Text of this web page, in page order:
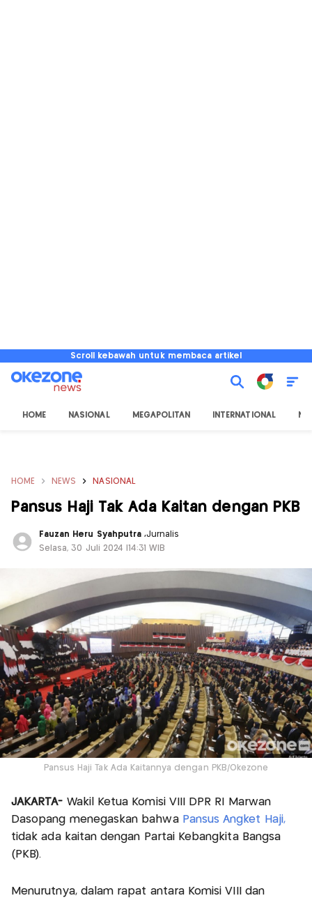
Scroll kebawah untuk membaca artikel
HOME NASIONAL MEGAPOLITAN INTERNATIONAL
HOME NEWS NASIONAL
Pansus Haji Tak Ada Kaitan dengan PKB
Fauzan Heru Syahputra,Jurnalis
Selasa, 30 Juli 2024 |14:31 WIB
Pansus Haji Tak Ada Kaitannya dengan PKB/Okezone
JAKARTA- Wakil Ketua Komisi VIII DPR RI Marwan
Dasopang menegaskan bahwa Pansus Angket Haji,
tidak ada kaitan dengan Partai Kebangkita Bangsa
(PKB).
Menurutnya, dalam rapat antara Komisi VIII dan